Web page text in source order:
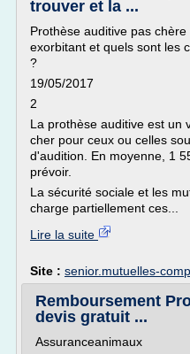
trouver et la ...
Prothèse auditive pas
exorbitant et quels sont les
?
19/05/2017
2
La prothèse auditive est un
cher pour ceux ou celles
d'audition. En moyenne, 1
prévoir.
La sécurité sociale et les
charge partiellement ces...
Lire la suite
Site : senior.mutuelles-
Remboursement
devis gratuit ...
Assuranceanimaux